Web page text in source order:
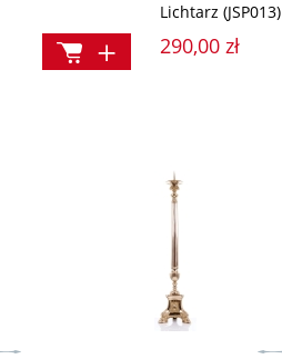
Lichtarz (JSP013)
290,00 zł